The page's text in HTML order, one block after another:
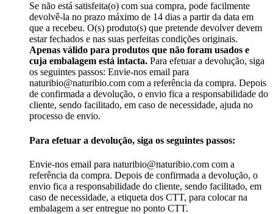
Se não está satisfeita(o) com sua compra, pode facilmente
devolvê-la no prazo máximo de 14 dias a partir da data em
que a recebeu. O(s) produto(s) que pretende devolver devem
estar fechados e nas suas perfeitas condições originais.
Apenas válido para produtos que não foram usados e
cuja embalagem está intacta. Para efetuar a devolução, siga
os seguintes passos: Envie-nos email para
naturibio@naturibio.com com a referência da compra. Depois
de confirmada a devolução, o envio fica a responsabilidade do
cliente, sendo facilitado, em caso de necessidade, ajuda no
processo de envio.
Para efetuar a devolução, siga os seguintes passos:
Envie-nos email para naturibio@naturibio.com com a
referência da compra. Depois de confirmada a devolução, o
envio fica a responsabilidade do cliente, sendo facilitado, em
caso de necessidade, a etiqueta dos CTT, para colocar na
embalagem a ser entregue no ponto CTT.